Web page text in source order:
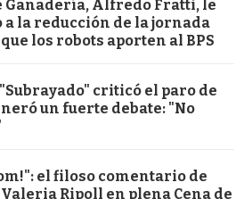
Ganadería, Alfredo Fratti, le
a la reducción de la jornada
los robots aporten al BPS
criticó el paro de
un fuerte debate: "No
el filoso comentario de
Ripoll en plena Cena de